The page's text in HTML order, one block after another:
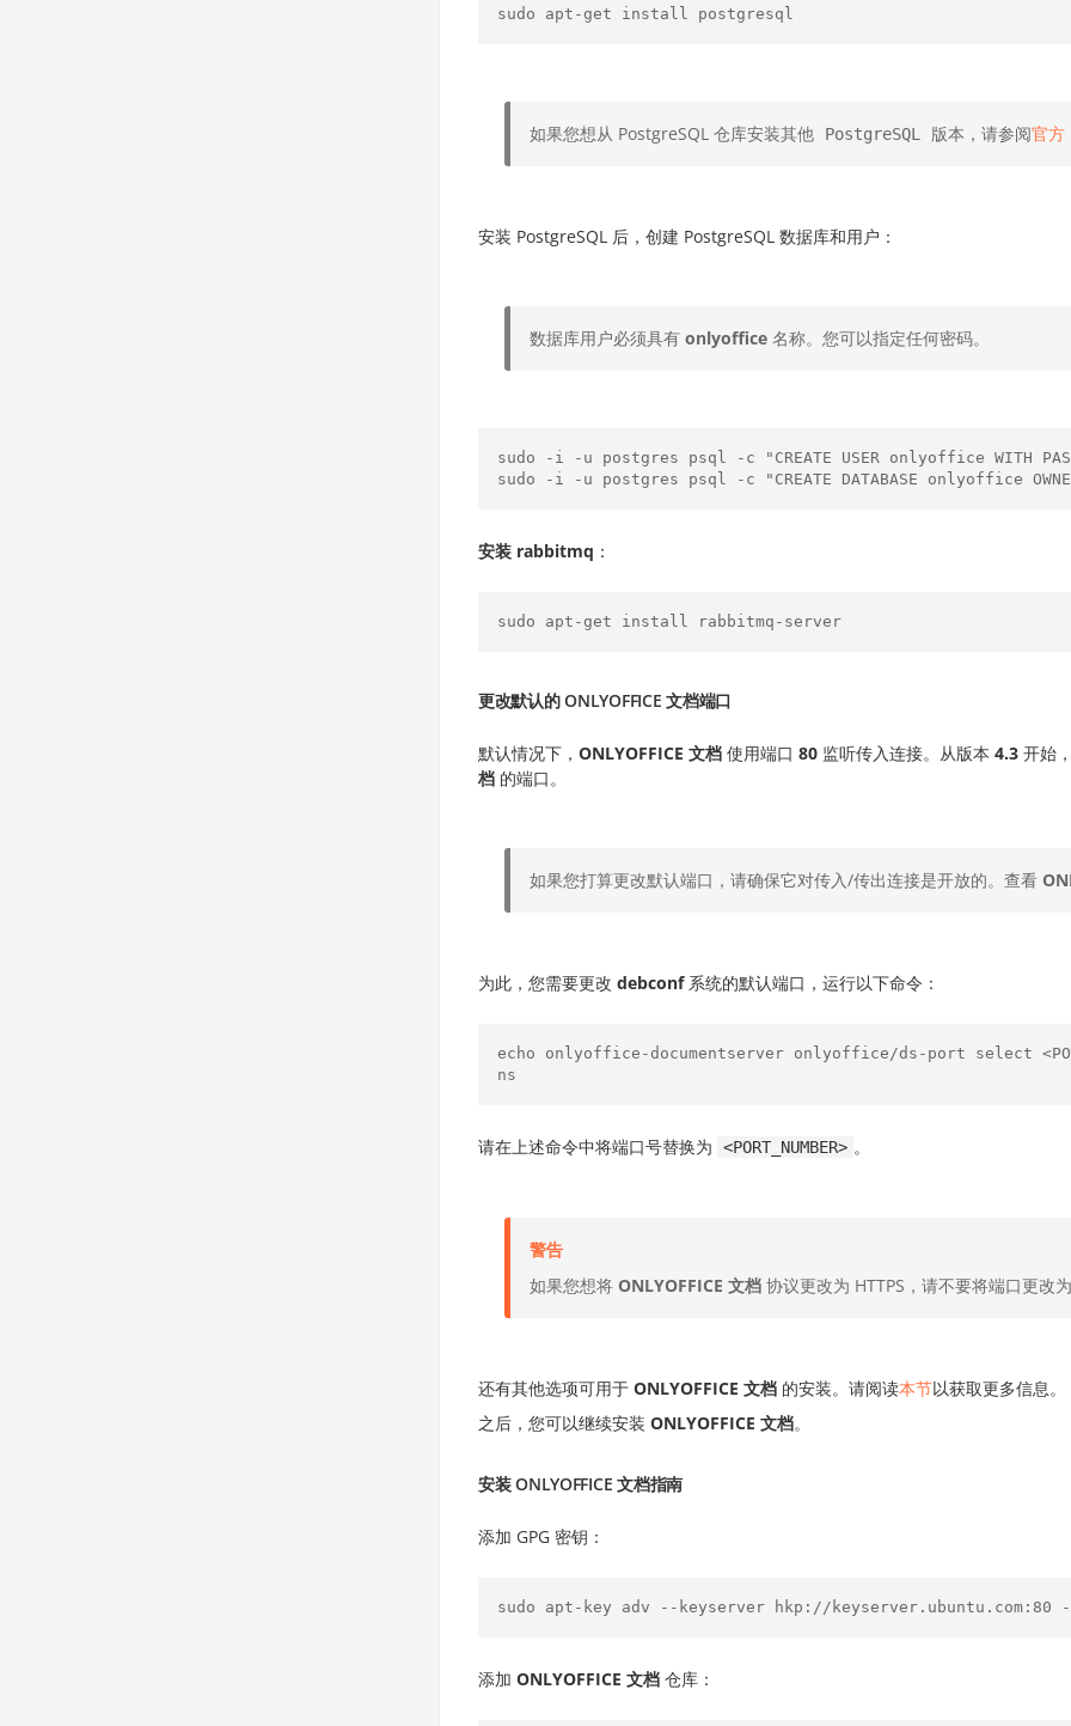
如果您想从 PostgreSQL 仓库安装其他 PostgreSQL 版本，请参阅官方
安装 PostgreSQL 后，创建 PostgreSQL 数据库和用户：
数据库用户必须具有 onlyoffice 名称。您可以指定任何密码。
sudo -i -u postgres psql -c "CREATE USER onlyoffice WITH
安装 rabbitmq ：
更改默认的 ONLYOFFICE 文档端口
默认情况下， ONLYOFFICE 文档 使用端口 80 监听传入连接。从版本 4.3 开始
档 的端口。
如果您打算更改默认端口，请确保它对传入/传出连接是开放的。查看
为此，您需要更改 debconf系统的默认端口，运行以下命令：
echo onlyoffice-documentserver onlyoffice/ds-port select
ns
请在上述命令中将端口号替换为 <PORT_NUMBER> 。
警告
如果您想将 ONLYOFFICE 文档 协议更改为 HTTPS，请不要将端口更改为
还有其他选项可用于 ONLYOFFICE 文档 的安装。请阅读本节以获取更多信息。
之后，您可以继续安装 ONLYOFFICE 文档。
安装 ONLYOFFICE 文档指南
添加 GPG 密钥：
添加 ONLYOFFICE 文档 仓库：